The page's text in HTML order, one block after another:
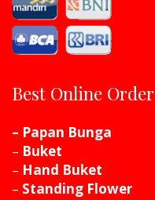
Best Online Order
– Papan Bunga
– Buket
– Hand Buket
– Standing Flower